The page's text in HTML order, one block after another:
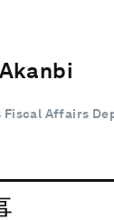
Fiscal Affairs